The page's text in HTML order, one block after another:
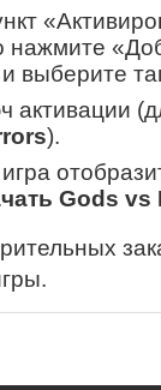
нажмите
выберите
активации
).
Gods vs